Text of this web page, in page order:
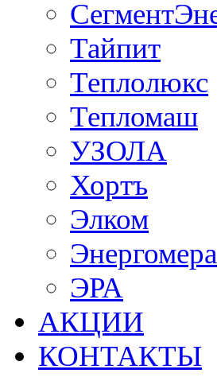
Тайпит
Теплолюкс
Тепломаш
УЗОЛА
Хортъ
Элком
Энергомера
ЭРА
АКЦИИ
КОНТАКТЫ